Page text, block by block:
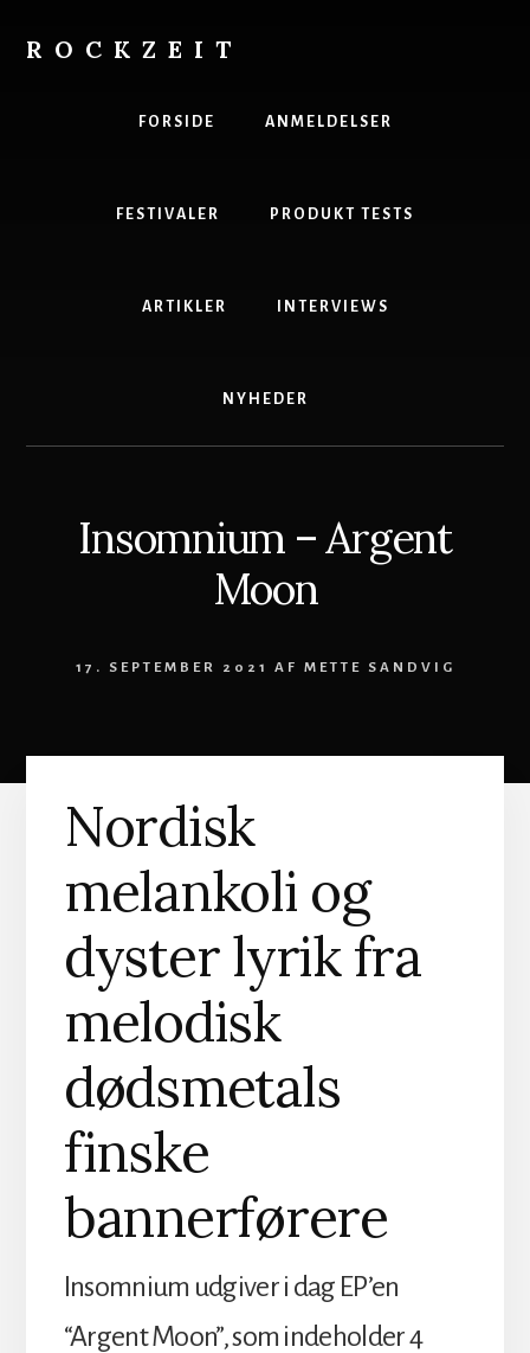
content
ROCKZEIT
FORSIDE ANMELDELSER
FESTIVALER PRODUKT TESTS
ARTIKLER INTERVIEWS
NYHEDER
Insomnium – Argent
Moon
17. SEPTEMBER 2021 AF METTE SANDVIG
Nordisk
melankoli og
dyster lyrik fra
melodisk
dødsmetals
finske
bannerførere
Insomnium udgiver i dag EP’en
“Argent Moon”, som indeholder 4